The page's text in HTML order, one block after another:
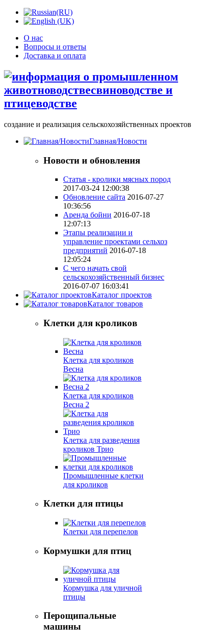
О нас
Вопросы и ответы
Доставка и оплата
создание и реализация сельскохозяйственных проектов
Главная/Новости
Новости и обновления
Статья - кролики мясных пород
2017-03-24 12:00:38
Обновление сайта 2016-07-27
10:36:56
Аренда бойни 2016-07-18
12:07:13
Этапы реализации и
управление проектами сельхоз
предприятий 2016-07-18
12:05:24
С чего начать свой
сельскохозяйственный бизнес
2016-07-07 16:03:41
Каталог проектов
Каталог товаров
Клетки для кроликов
Клетка для кроликов
Весна
Клетка для кроликов
Весна 2
Клетка для разведения
кроликов Трио
Промышленные клетки
для кроликов
Клетки для птицы
Клетки для перепелов
Кормушки для птиц
Кормушка для уличной
птицы
Перощипальные
машины